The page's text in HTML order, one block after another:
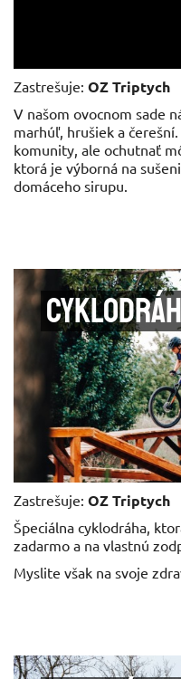
Zastrešuje: OZ Triptych
V našom ovocnom sade
marhúľ, hrušiek a
komunity, ale ochutnať
ktorá je výborná na
domáceho sirupu.
Zastrešuje: OZ Triptych
Špeciálna cyklodráha,
zadarmo a na vlastnú
Myslite však na svoje